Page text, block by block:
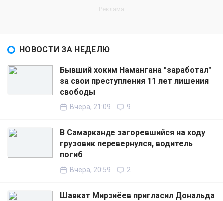
НОВОСТИ ЗА НЕДЕЛЮ
Бывший хоким Намангана "заработал"
за свои преступления 11 лет лишения
свободы
Вчера, 21:09 9
В Самарканде загоревшийся на ходу
грузовик перевернулся, водитель
погиб
Вчера, 20:59 2
Шавкат Мирзиёев пригласил Дональда